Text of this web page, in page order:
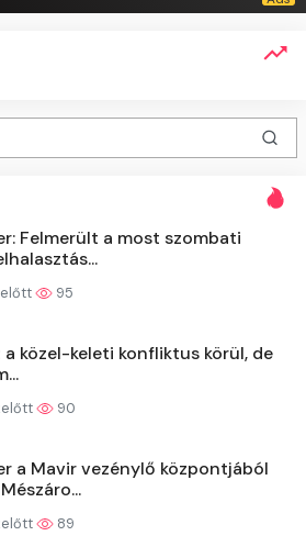
Felmerült a most szombati
95
a közel-keleti konfliktus körül, de
90
a Mavir vezénylő központjából
89